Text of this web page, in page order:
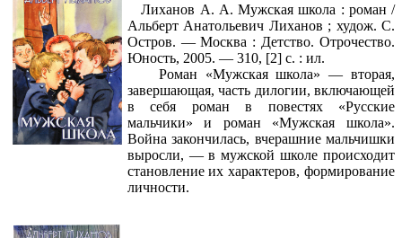
Лиханов А. А. Мужская школа : роман /
Альберт Анатольевич Лиханов ; худож. С.
Остров. — Москва : Детство. Отрочество.
Юность, 2005. — 310, [2] с. : ил.
Роман «Мужская школа» — вторая,
завершающая, часть дилогии, включающей
в себя роман в повестях «Русские
мальчики» и роман «Мужская школа».
Война закончилась, вчерашние мальчишки
выросли, — в мужской школе происходит
становление их характеров, формирование
личности.